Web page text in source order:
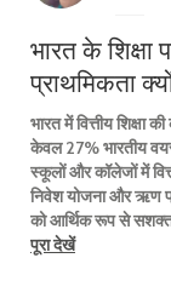
भारत के शिक्षा
प्राथमिकता
भारत में वित्तीय शिक्षा
केवल 27% भारतीय
स्कूलों और कॉलेजों में
निवेश योजना और ऋण
को आर्थिक रूप से
पूरा देखें